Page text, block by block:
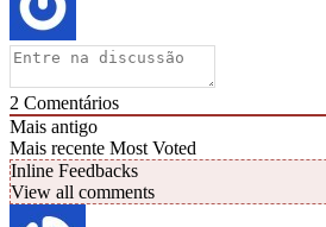
2 Comentários
Mais antigo
Mais recente Most Voted
Inline Feedbacks
View all comments